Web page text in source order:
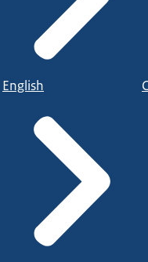
English